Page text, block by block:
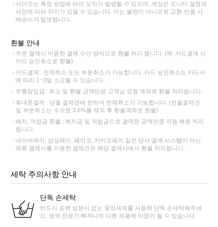
사이즈는 측정 방법에 따라 오차가 발생될 수 있으며, 색상은 모니터 설정과
사양에 따라 차이가 있을 수 있습니다. 이는 불량이 아니므로 교환·반품 시
배송비가 발생됩니다.
환불 안내
주문 결제시 이용한 결제 수단 방식으로 환불 처리 됩니다. (예: 카드결제 시
카드 승인취소로 환불)
카드결제 : 전체취소 또는 부분취소가 가능합니다. 카드 승인취소는 카드사
에 따라 1~3일 소요될 수 있습니다.
무통장입금 : 취소 및 환불 금액만큼 고객님 요청 계좌로 환불 처리됩니다.
휴대폰결제 : 당월 결제건에 한하여 전체취소가 가능합니다. (전월결제건
및 부분취소는 수수료 3.6%를 제외 후 환불계좌로 환불)
예치, 적립금 환불 : 예치금 및 적립금으로 결제한 금액만큼 자동 복원 처리
됩니다.
네이버페이, 삼성페이, 페이코, 카카오페이 같은 당사 결제 시스템이 아닌
제휴 결제사를 이용한 결제건은 해당 결제사에서 환불 처리됩니다.
세탁 주의사항 안내
단독 손세탁
반드시 표백 성분이 없는 중성세제를 사용해 단독 손세탁해주세
요. 염색 잔료가 빠져나와 다른 제품에 이염이 될 수 있습니다.